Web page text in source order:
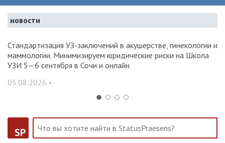
новости
Стандартизация УЗ-заключений в акушерстве, гинекологии и
маммологии. Минимизируем юридические риски на Школа
УЗИ 5—6 сентября в Сочи и онлайн
05.08.2026 •
SP